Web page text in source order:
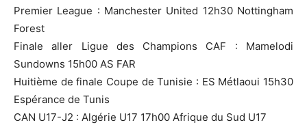
Premier League : Manchester United 12h30 Nottingham
Forest
Finale aller Ligue des Champions CAF : Mamelodi
Sundowns 15h00 AS FAR
Huitième de finale Coupe de Tunisie : ES Métlaoui 15h30
Espérance de Tunis
CAN U17-J2 : Algérie U17 17h00 Afrique du Sud U17